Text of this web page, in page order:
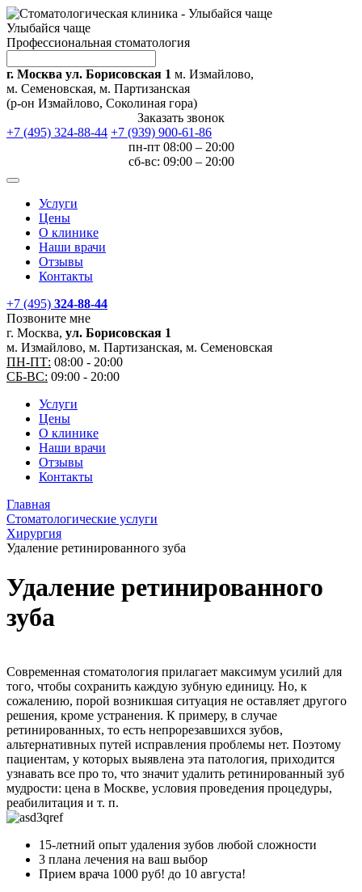
Улыбайся чаще
Профессиональная стоматология
г. Москва ул. Борисовская 1 м. Измайлово,
м. Семеновская, м. Партизанская
(р-он Измайлово, Соколиная гора)
Заказать звонок
+7 (495) 324-88-44 +7 (939) 900-61-86
пн-пт 08:00 – 20:00
сб-вс: 09:00 – 20:00
Услуги
Цены
О клинике
Наши врачи
Отзывы
Контакты
+7 (495) 324-88-44
Позвоните мне
г. Москва, ул. Борисовская 1
м. Измайлово, м. Партизанская, м. Семеновская
ПН-ПТ: 08:00 - 20:00
СБ-ВС: 09:00 - 20:00
Услуги
Цены
О клинике
Наши врачи
Отзывы
Контакты
Главная
Стоматологические услуги
Хирургия
Удаление ретинированного зуба
Удаление ретинированного
зуба
Современная стоматология прилагает максимум усилий для
того, чтобы сохранить каждую зубную единицу. Но, к
сожалению, порой возникшая ситуация не оставляет другого
решения, кроме устранения. К примеру, в случае
ретинированных, то есть непрорезавшихся зубов,
альтернативных путей исправления проблемы нет. Поэтому
пациентам, у которых выявлена эта патология, приходится
узнавать все про то, что значит удалить ретинированный зуб
мудрости: цена в Москве, условия проведения процедуры,
реабилитация и т. п.
15-летний опыт удаления зубов любой сложности
3 плана лечения на ваш выбор
Прием врача 1000 руб! до 10 августа!